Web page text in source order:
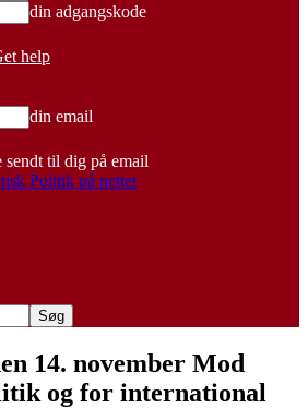
din adgangskode
help
din email
til dig på email
14. november Mod
og for international